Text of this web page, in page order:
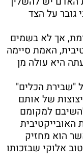
גובר על הצד
אך לא בשמים
האמת סיימה
היא עולה מן
"שבירת הכלים"
של אותם
למקומם
הוא מחזיק
אלוקי שבזכותו